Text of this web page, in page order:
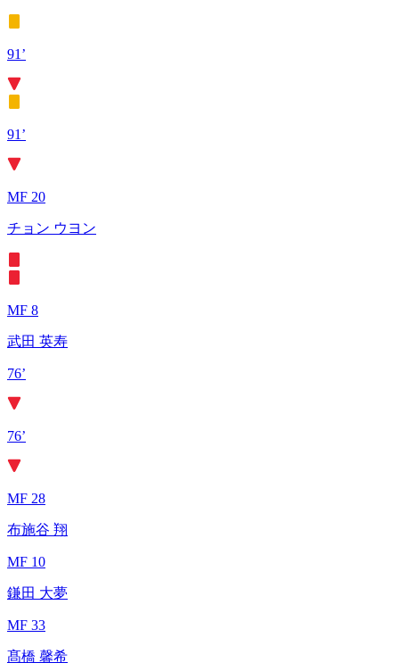
91’
91’
MF 20
チョン ウヨン
MF 8
武田 英寿
76’
76’
MF 28
布施谷 翔
MF 10
鎌田 大夢
MF 33
髙橋 馨希